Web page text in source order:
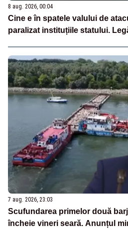
8 aug. 2026, 00:04
Cine e în spatele valului de
paralizat instituțiile statului.
7 aug. 2026, 23:03
Scufundarea primelor două
încheie vineri seară. Anunțul